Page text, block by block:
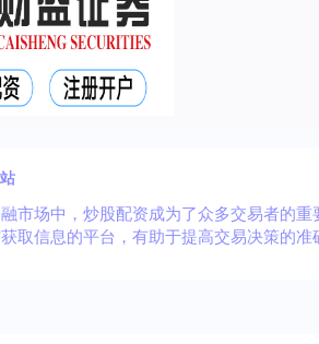
市场中，炒股配资成为了众多交易者的
取信息的平台，有助于提高交易决策的准